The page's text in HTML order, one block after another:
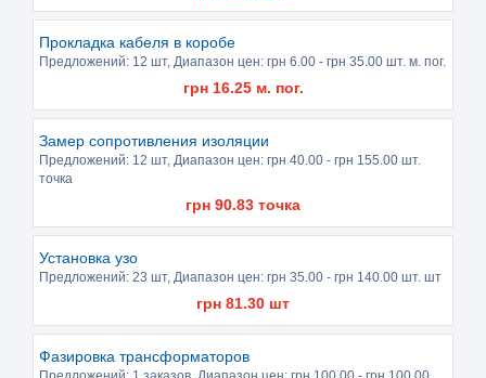
Прокладка кабеля в коробе
Предложений: 12 шт, Диапазон цен: грн 6.00 - грн 35.00 шт. м. пог.
грн 16.25м. пог.
Замер сопротивления изоляции
Предложений: 12 шт, Диапазон цен: грн 40.00 - грн 155.00 шт.
точка
грн 90.83 точка
Установка узо
Предложений: 23 шт, Диапазон цен: грн 35.00 - грн 140.00 шт. шт
грн 81.30 шт
Фазировка трансформаторов